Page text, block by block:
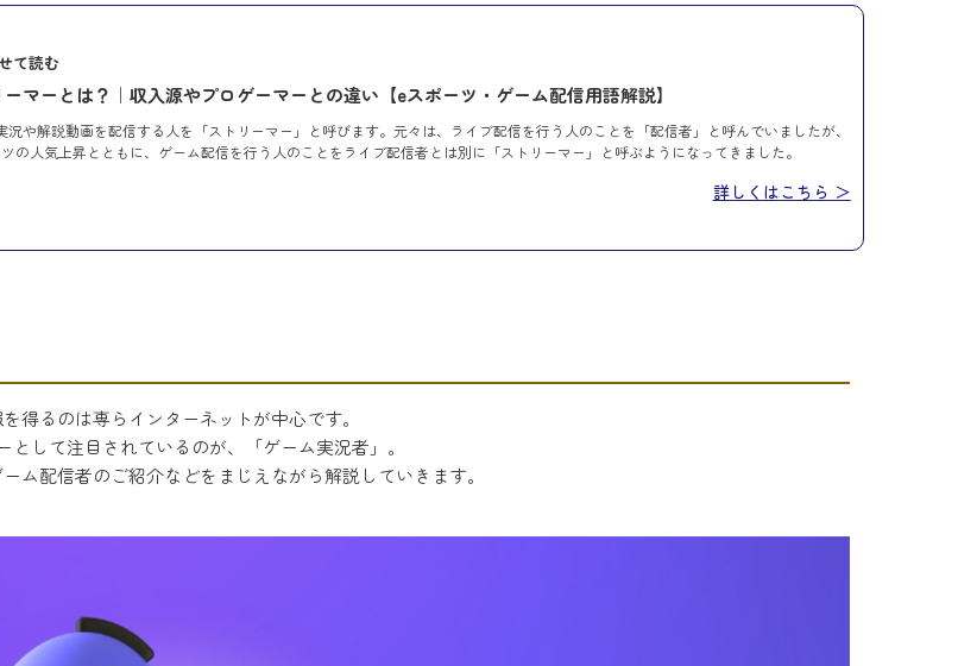
て読む
マーとは？｜収入源やプロゲーマーとの違い【eスポーツ・ゲーム配信用語解説】
況や解説動画を配信する人を「ストリーマー」と呼びます。元々は、ライブ配信を行う人のことを「配信者」と呼んでいましたが、
の人気上昇とともに、ゲーム配信を行う人のことをライブ配信者とは別に「ストリーマー」と呼ぶようになってきました。
詳しくはこちら ＞
得るのは専らインターネットが中心です。
して注目されているのが、「ゲーム実況者」。
ム配信者のご紹介などをまじえながら解説していきます。